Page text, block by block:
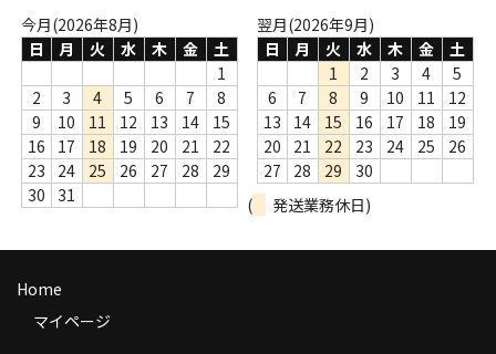
レア盤（1万円以上）
Webのみ no.1
Webのみ no.2
Webのみ no.3
Webのみ no.4
売り切れ
Help
今月(2026年8月)
日
月 火 水 木 金
土
1
2
3 4 5 6 7
8
9
10 11 12 13 14
15
16
17 18 19 20 21
22
23
24 25 26 27 28
29
30
31
翌月(2026年9月)
日
月 火 水 木 金
土
1
2 3 4
5
6
7 8 9 10 11
12
13
14 15 16 17 18
19
20
21 22 23 24 25
26
27
28 29
30
(
発送業務休日)
Home
マイページ